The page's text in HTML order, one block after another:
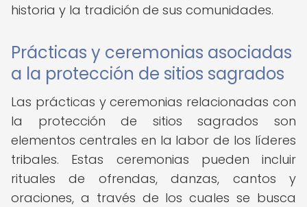
historia y la tradición de sus comunidades.
Prácticas y ceremonias asociadas
a la protección de sitios sagrados
Las prácticas y ceremonias relacionadas con
la protección de sitios sagrados son
elementos centrales en la labor de los líderes
tribales. Estas ceremonias pueden incluir
rituales de ofrendas, danzas, cantos y
oraciones, a través de los cuales se busca